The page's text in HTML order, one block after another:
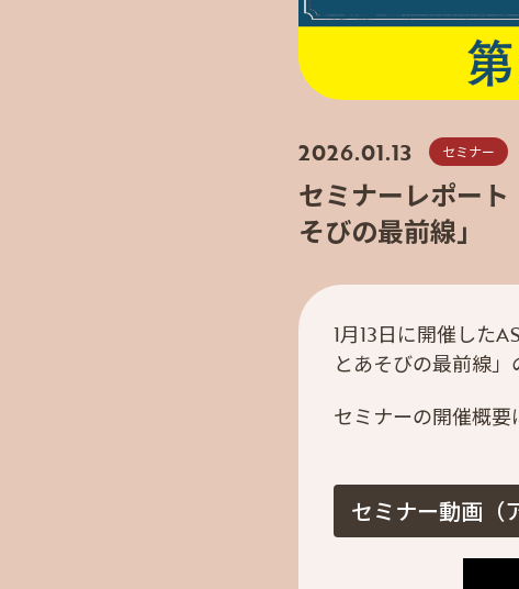
2026.01.13 セミナー
セミナーレポー
そびの最前線」
1月13日に開催した
とあそびの最前線
セミナーの開催概要
セミナー動画（